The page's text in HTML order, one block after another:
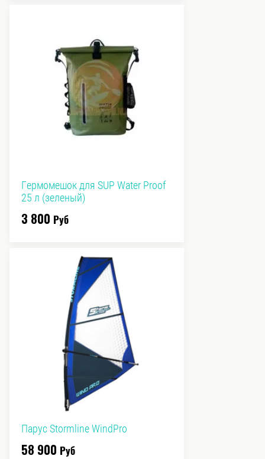
Гермомешок для SUP Water Proof
25 л (зеленый)
3 800 Руб
Парус Stormline WindPro
58 900 Руб